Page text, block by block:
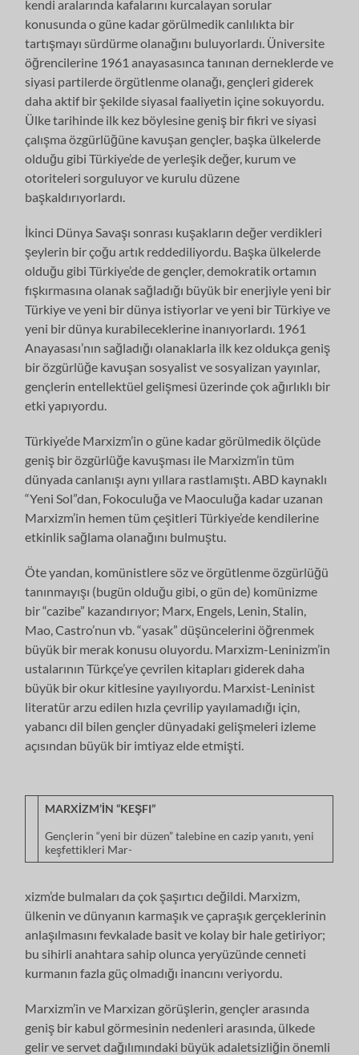
kendi aralarında kafalarını kurcalayan sorular
konusunda o güne kadar görülmedik canlılıkta bir
tartışmayı sürdürme olana­ğını buluyorlardı. Üniversite
öğrencilerine 1961 anayasasınca tanınan dernek­lerde ve
siyasi partilerde örgütlenme olanağı, gençleri giderek
daha aktif bir şekilde siyasal faaliyetin içine sokuyordu.
Ülke tarihinde ilk kez böylesine ge­niş bir fikri ve siyasi
çalışma özgürlüğüne kavuşan gençler, başka ülkelerde
olduğu gibi Türkiye’de de yerleşik değer, kurum ve
otoriteleri sorguluyor ve ku­rulu düzene
başkaldırıyorlardı.
İkinci Dünya Savaşı sonrası kuşakların değer verdikleri
şeylerin bir çoğu ar­tık reddediliyordu. Başka ülkelerde
olduğu gibi Türkiye’de de gençler, demok­ratik ortamın
fışkırmasına olanak sağladığı büyük bir enerjiyle yeni bir
Türkiye ve yeni bir dünya istiyorlar ve yeni bir Türkiye ve
yeni bir dünya kurabilecekle­rine inanıyorlardı. 1961
Anayasası’nın sağladığı olanaklarla ilk kez oldukça ge­niş
bir özgürlüğe kavuşan sosyalist ve sosyalizan yayınlar,
gençlerin entellek­tüel gelişmesi üzerinde çok ağırlıklı bir
etki yapıyordu.
Türkiye’de Marxizm’in o güne kadar görülmedik ölçüde
geniş bir özgürlüğe kavuşması ile Marxizm’in tüm
dünyada canlanışı aynı yıllara rastlamıştı. ABD kaynaklı
“Yeni Sol”dan, Fokoculuğa ve Maoculuğa kadar uzanan
Marxizm’in hemen tüm çeşitleri Türkiye’de kendilerine
etkinlik sağlama olanağını bulmuştu.
Öte yandan, komünistlere söz ve örgütlenme özgürlüğü
tanınmayışı (bugün olduğu gibi, o gün de) komünizme
bir “cazibe” kazandırıyor; Marx, Engels, Lenin, Stalin,
Mao, Castro’nun vb. “yasak” düşüncelerini öğrenmek
büyük bir merak konusu oluyordu. Marxizm-Leninizm’in
ustalarının Türkçe’ye çevrilen ki­tapları giderek daha
büyük bir okur kitlesine yayılıyordu. Marxist-Leninist
lite­ratür arzu edilen hızla çevrilip yayılamadığı için,
yabancı dil bilen gençler dün­yadaki gelişmeleri izleme
açısından büyük bir imtiyaz elde etmişti.
MARXİZM’İN “KEŞFI”
Gençlerin “yeni bir düzen” talebine en cazip yanıtı, yeni
keşfettikleri Mar-
xizm’de bulmaları da çok şaşırtıcı değildi. Marxizm,
ülkenin ve dünyanın kar­maşık ve çapraşık gerçeklerinin
anlaşılmasını fevkalade basit ve kolay bir hale getiriyor;
bu sihirli anahtara sahip olunca yeryüzünde cenneti
kurmanın fazla güç olmadığı inancını veriyordu.
Marxizm’in ve Marxizan görüşlerin, gençler arasında
geniş bir kabul görme­sinin nedenleri arasında, ülkede
gelir ve servet dağılımındaki büyük adaletsiz­liğin önemli